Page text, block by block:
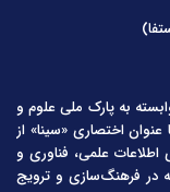
به پارک ملی علوم و
اختصاری «سینا» از
اطلاعات علمی، فناوری و
در فرهنگ‌سازی و ترویج